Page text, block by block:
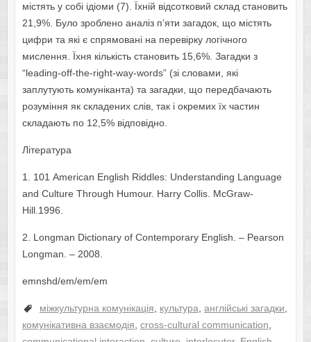
містять у собі ідіоми (7). Їхній відсотковий склад становить
21,9%. Було зроблено аналіз п’яти загадок, що містять
цифри та які є спрямовані на перевірку логічного
мислення. Їхня кількість становить 15,6%. Загадки з
“lеаding-оff-thе-right-wау-wоrds” (зі словами, які
заплутують комуніканта) та загадки, що передбачають
розуміння як складених слів, так і окремих їх частин
складають по 12,5% відповідно.
Література
1. 101 Аmеricаn Еnglish Riddlеs: Undеrstаnding Lаnguаgе
аnd Culturе Thrоugh Humоur. Hаrrу Cоllis. McGrаw-
Hill.1996.
2. Longman Dictionary of Contemporary English. – Pearson
Longman. – 2008.
emnshd/em/em/em
міжкультурна комунікація, культура, англійські загадки,
комунікативна взаємодія, cross-cultural communication,